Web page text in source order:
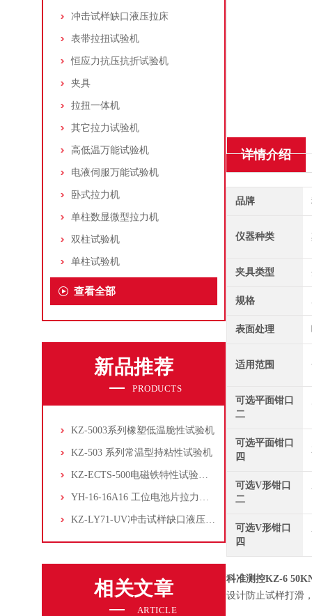
冲击试样缺口液压拉床
表带拉扭试验机
恒应力抗压抗折试验机
夹具
拉扭一体机
其它拉力试验机
高低温万能试验机
电液伺服万能试验机
卧式拉力机
单柱数显微型拉力机
双柱试验机
单柱试验机
查看全部
新品推荐
PRODUCTS
KZ-5003系列橡塑低温脆性试验机
KZ-503 系列常温型持粘性试验机
KZ-ECTS-500电磁铁特性试验系统
YH-16-16A16 工位电池片拉力试验机
KZ-LY71-UV冲击试样缺口液压拉床
相关文章
ARTICLE
详情介绍
品牌
仪器种类
夹具类型
规格
表面处理
适用范围
可选平面钳口
二
可选平面钳口
四
可选V形钳口
二
可选V形钳口
四
科准测控KZ-6
设计防止试样打滑